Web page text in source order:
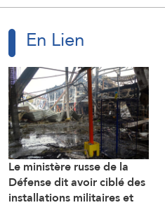
En Lien
Le ministère russe de la
Défense dit avoir ciblé des
installations militaires et